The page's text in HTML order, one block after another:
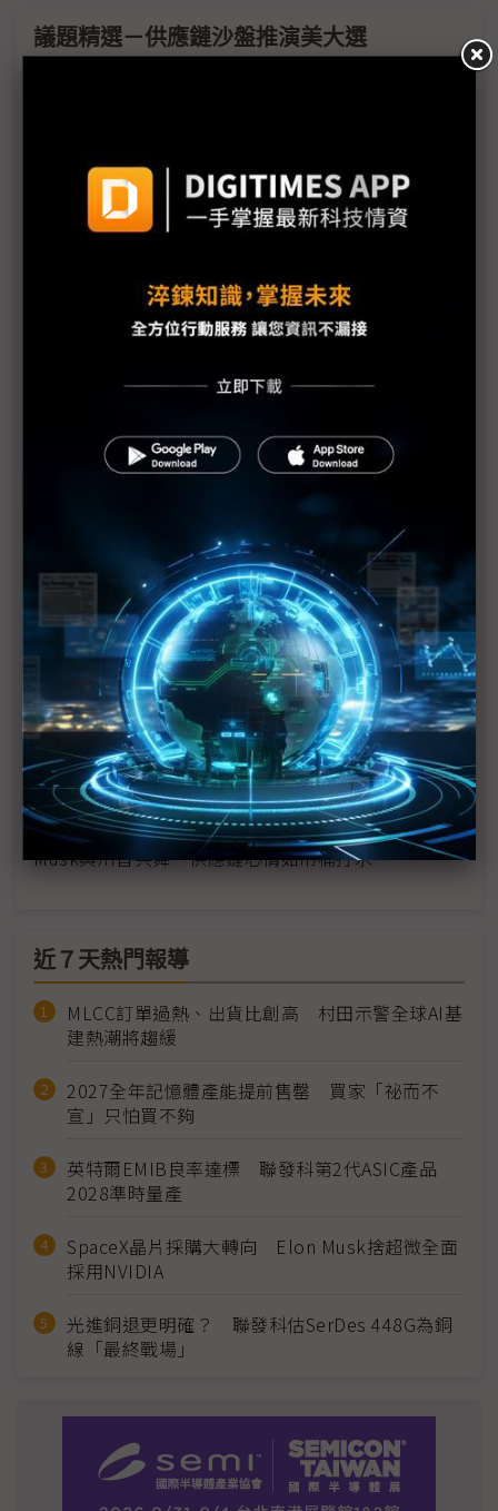
議題精選－供應鏈沙盤推演美大選
美大選前關頭 共和黨廢晶片法一說掀譁然
川普2.0否定晶片法 如何看？
川普若入主白宮 國發會：台商將加速移動
EV需求放緩、美大選變數 南韓電池三雄調整策略
美選後新局勢 擷發楊健盟：台半導體契機與國際合
美大選在即廠商各有盤算 明年上半PC淡季不淡？
Tesla不受大選影響 攜LGES投入美LFP自製
矽谷政治罕見湧動 Musk、Gelsinger僅冰山一角
前後直指台灣半導體 川普、范斯不同調
晶片法力捍專業性 Gelsinger憂新政府損及補貼
川普猛批晶片法、未點名台積電 提以關稅取代所得
美國總統大選走向難測？ 聯想不猜、導入AI為正解
Musk與川普共舞 供應鏈心情如吊桶打水
近７天熱門報導
MLCC訂單過熱、出貨比創高 村田示警全球AI基
建熱潮將趨緩
2027全年記憶體產能提前售罄 買家「祕而不
宣」只怕買不夠
英特爾EMIB良率達標 聯發科第2代ASIC產品
2028準時量產
SpaceX晶片採購大轉向 Elon Musk捨超微全面
採用NVIDIA
光進銅退更明確？ 聯發科估SerDes 448G為銅
線「最終戰場」